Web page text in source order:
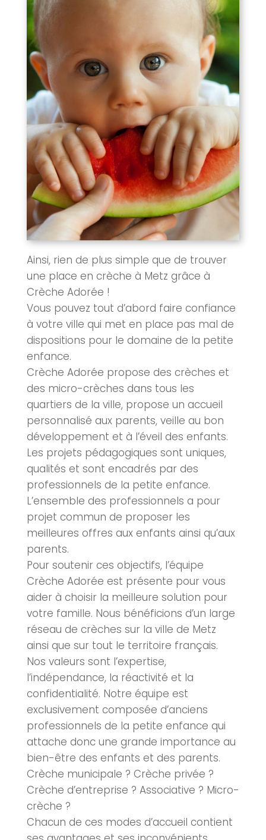
Ainsi, rien de plus simple que de trouver
une place en crèche à Metz grâce à
Crèche Adorée !
Vous pouvez tout d’abord faire confiance
à votre ville qui met en place pas mal de
dispositions pour le domaine de la petite
enfance.
Crèche Adorée propose des crèches et
des micro-crèches dans tous les
quartiers de la ville, propose un accueil
personnalisé aux parents, veille au bon
développement et à l’éveil des enfants.
Les projets pédagogiques sont uniques,
qualités et sont encadrés par des
professionnels de la petite enfance.
L’ensemble des professionnels a pour
projet commun de proposer les
meilleures offres aux enfants ainsi qu’aux
parents.
Pour soutenir ces objectifs, l’équipe
Crèche Adorée est présente pour vous
aider à choisir la meilleure solution pour
votre famille. Nous bénéficions d’un large
réseau de crèches sur la ville de Metz
ainsi que sur tout le territoire français.
Nos valeurs sont l’expertise,
l’indépendance, la réactivité et la
confidentialité. Notre équipe est
exclusivement composée d’anciens
professionnels de la petite enfance qui
attache donc une grande importance au
bien-être des enfants et des parents.
Crèche municipale ? Crèche privée ?
Crèche d’entreprise ? Associative ? Micro-
crèche ?
Chacun de ces modes d’accueil contient